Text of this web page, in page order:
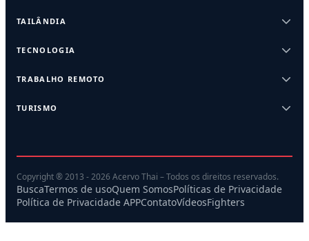
TAILÂNDIA
TECNOLOGIA
TRABALHO REMOTO
TURISMO
Copyright ® 2013 - 2026 Acervo Thai – Todos os direitos reservados.
BuscaTermos de usoQuem SomosPolíticas de Privacidade
Política de Privacidade APPContatoVídeosFighters